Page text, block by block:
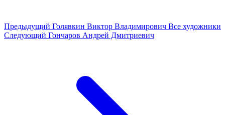
Предыдущий Голявкин Виктор Владимирович Все художники
Следующий Гончаров Андрей Дмитриевич